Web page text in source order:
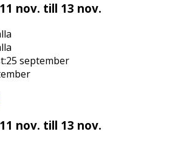
11 nov. till 13 nov.
:25 september
11 nov. till 13 nov.